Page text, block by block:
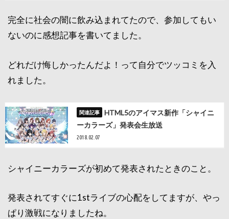
完全に社会の闇に飲み込まれてたので、参加してもい
ないのに感想記事を書いてました。
どれだけ悔しかったんだよ！って自分でツッコミを入
れました。
HTML5のアイマス新作「シャイニ
ーカラーズ」発表会生放送
2018.02.07
シャイニーカラーズが初めて発表されたときのこと。
発表されてすぐに1stライブの心配をしてますが、やっ
ぱり激戦になりましたね。